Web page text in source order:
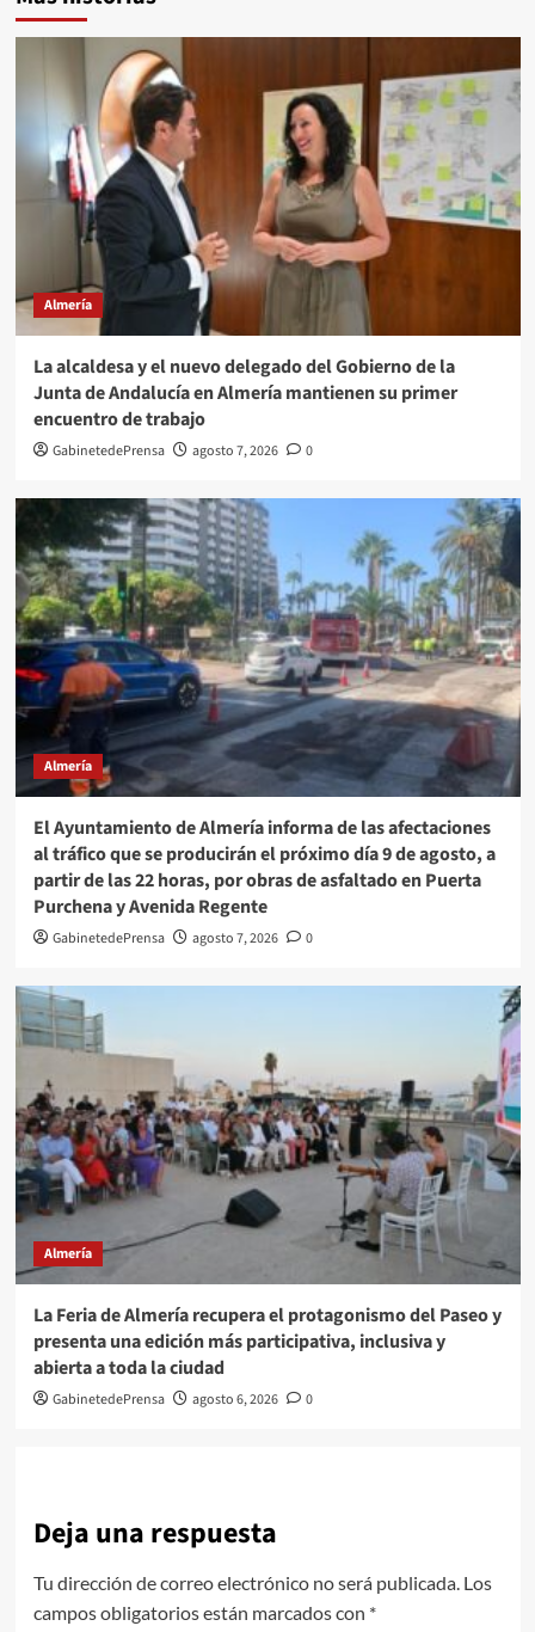
Almería
La alcaldesa y el nuevo delegado del Gobierno de la
Junta de Andalucía en Almería mantienen su primer
encuentro de trabajo
GabinetedePrensa agosto 7, 2026 0
Almería
El Ayuntamiento de Almería informa de las afectaciones
al tráfico que se producirán el próximo día 9 de agosto, a
partir de las 22 horas, por obras de asfaltado en Puerta
Purchena y Avenida Regente
GabinetedePrensa agosto 7, 2026 0
Almería
La Feria de Almería recupera el protagonismo del Paseo y
presenta una edición más participativa, inclusiva y
abierta a toda la ciudad
GabinetedePrensa agosto 6, 2026 0
Deja una respuesta
Tu dirección de correo electrónico no será publicada. Los
campos obligatorios están marcados con *